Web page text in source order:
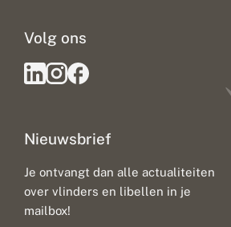
Nieuwsbrief
Je ontvangt dan alle actualiteiten
over vlinders en libellen in je
mailbox!
Volg ons